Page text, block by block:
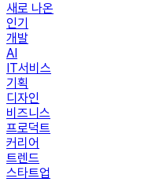
새로 나온
인기
개발
AI
IT서비스
기획
디자인
비즈니스
프로덕트
커리어
트렌드
스타트업